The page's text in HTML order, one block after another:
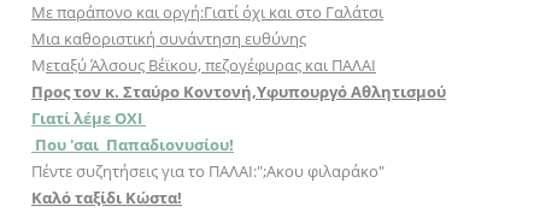
Με παράπονο και οργή:Γιατί όχι και στο Γαλάτσι
Μια καθοριστική συνάντηση ευθύνης
Μεταξύ Άλσους Βέϊκου, πεζογέφυρας και ΠΑΛΑΙ
Προς τον κ. Σταύρο Κοντονή,Υφυπουργό Αθλητισμού
Γιατί λέμε ΟΧΙ
Που 'σαι Παπαδιονυσίου!
Πέντε συζητήσεις για το ΠΑΛΑΙ:";Aκου φιλαράκο"
Καλό ταξίδι Κώστα!